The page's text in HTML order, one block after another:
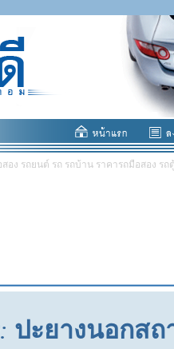
อง รถยนต์ รถ รถบ้าน ราคารถมือสอง รถ
ปะยางนอกสถ